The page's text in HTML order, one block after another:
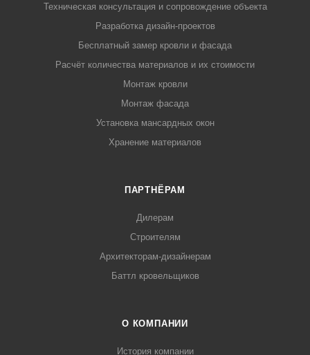
Техническая консультация и сопровождение объекта
Разработка дизайн-проектов
Бесплатный замер кровли и фасада
Расчёт количества материалов и их стоимости
Монтаж кровли
Монтаж фасада
Установка мансардных окон
Хранение материалов
ПАРТНЁРАМ
Дилерам
Строителям
Архитекторам-дизайнерам
Баттл кровельщиков
О КОМПАНИИ
История компании